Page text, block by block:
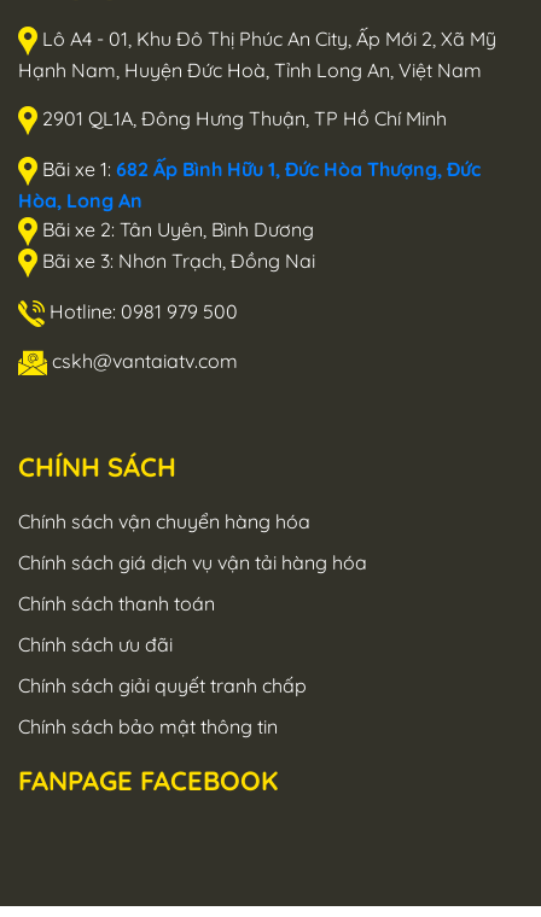
Lô A4 - 01, Khu Đô Thị Phúc An City, Ấp Mới 2, Xã Mỹ
Hạnh Nam, Huyện Đức Hoà, Tỉnh Long An, Việt Nam
2901 QL1A, Đông Hưng Thuận, TP Hồ Chí Minh
Bãi xe 1: 682 Ấp Bình Hữu 1, Đức Hòa Thượng, Đức
Hòa, Long An
Bãi xe 2: Tân Uyên, Bình Dương
Bãi xe 3: Nhơn Trạch, Đồng Nai
Hotline: 0981 979 500
cskh@vantaiatv.com
CHÍNH SÁCH
Chính sách vận chuyển hàng hóa
Chính sách giá dịch vụ vận tải hàng hóa
Chính sách thanh toán
Chính sách ưu đãi
Chính sách giải quyết tranh chấp
Chính sách bảo mật thông tin
FANPAGE FACEBOOK